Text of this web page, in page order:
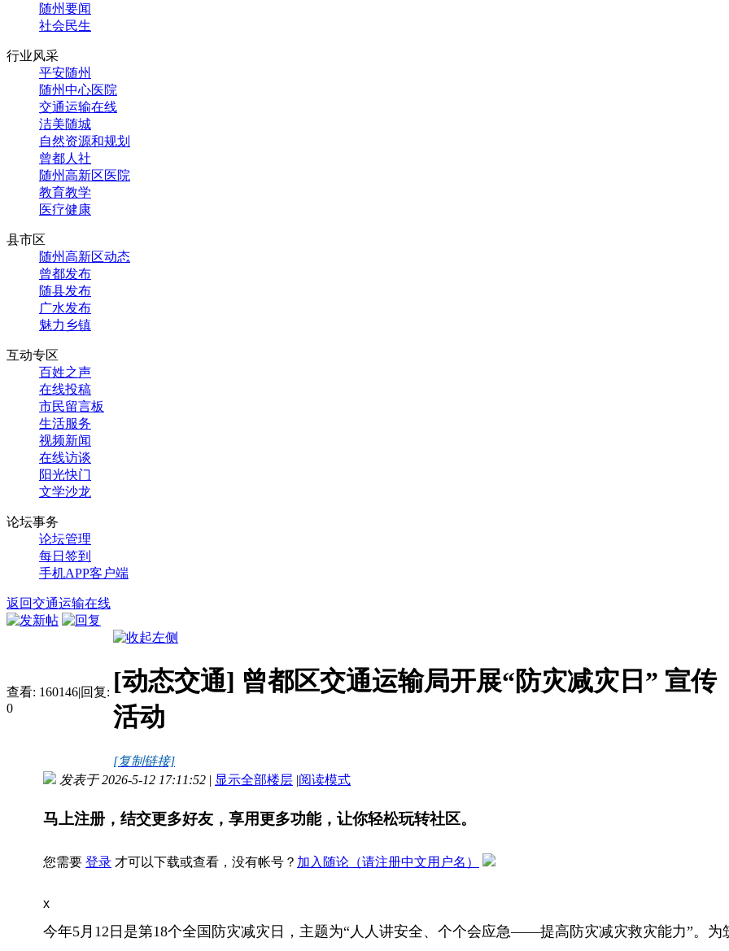
随州要闻
社会民生
行业风采
平安随州
随州中心医院
交通运输在线
洁美随城
自然资源和规划
曾都人社
随州高新区医院
教育教学
医疗健康
县市区
随州高新区动态
曾都发布
随县发布
广水发布
魅力乡镇
互动专区
百姓之声
在线投稿
市民留言板
生活服务
视频新闻
在线访谈
阳光快门
文学沙龙
论坛事务
论坛管理
每日签到
手机APP客户端
返回交通运输在线
查看: 160146|回复:
0
[动态交通] 曾都区交通运输局开展“防灾减灾日” 宣传
活动
[复制链接]
发表于 2026-5-12 17:11:52 | 显示全部楼层 |阅读模式
马上注册，结交更多好友，享用更多功能，让你轻松玩转社区。
您需要 登录 才可以下载或查看，没有帐号？ 加入随论（请注册中文用户名）
x
今年5月12日是第18个全国防灾减灾日，主题为“人人讲安全、个个会应急——提高防灾减灾救灾能力”。为